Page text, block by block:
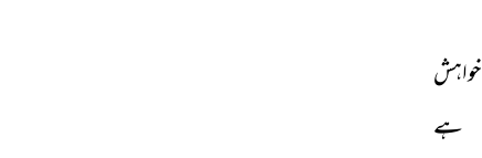
خواہش
ہے